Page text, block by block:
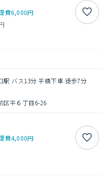
費6,000円
駅 バス13分 平橋下車 徒歩7分
区平６丁目6-26
費4,000円